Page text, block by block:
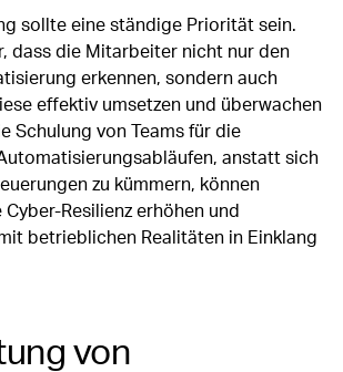
sollte eine ständige Priorität sein.
dass die Mitarbeiter nicht nur den
erkennen, sondern auch
effektiv umsetzen und überwachen
Schulung von Teams für die
anstatt sich
zu kümmern, können
Resilienz erhöhen und
betrieblichen Realitäten in Einklang
von